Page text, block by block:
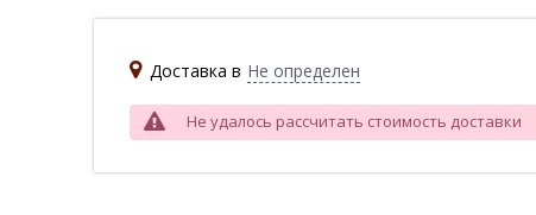
Доставка в Не определен
Не удалось рассчитать стоимость доставки